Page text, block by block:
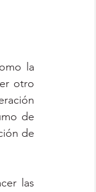
la
otro
de
de
las